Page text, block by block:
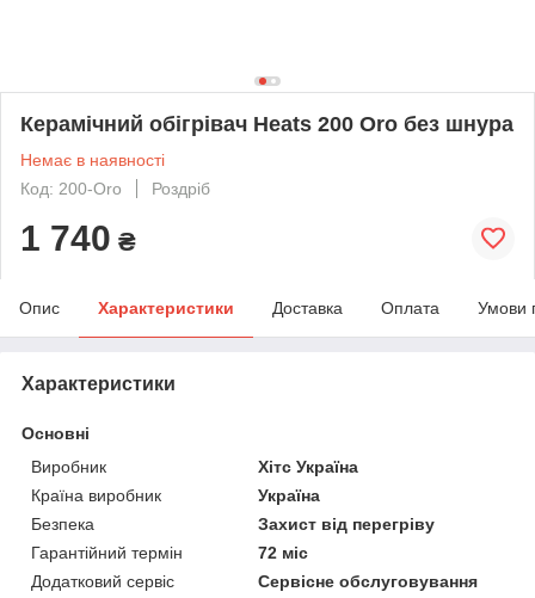
Керамічний обігрівач Heats 200 Oro без шнура
Немає в наявності
Код: 200-Oro
Роздріб
1 740 ₴
Опис Характеристики Доставка Оплата Умови
Характеристики
Основні
Виробник
Хітс Україна
Країна виробник
Україна
Безпека
Захист від перегріву
Гарантійний термін
72 міс
Додатковий сервіс
Сервісне обслуговування